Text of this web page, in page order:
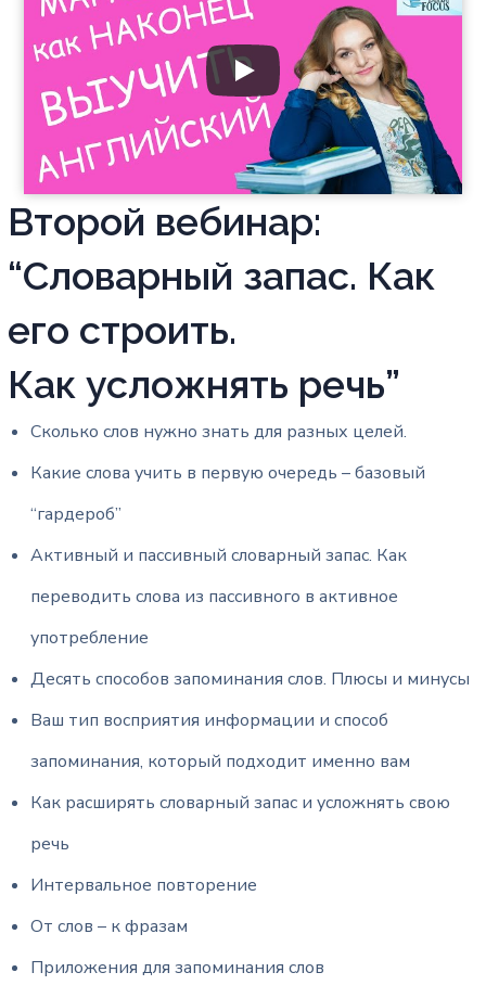
Второй вебинар:
“Словарный запас. Как
его строить.
Как усложнять речь”
Сколько слов нужно знать для разных целей.
Какие слова учить в первую очередь – базовый
“гардероб”
Активный и пассивный словарный запас. Как
переводить слова из пассивного в активное
употребление
Десять способов запоминания слов. Плюсы и минусы
Ваш тип восприятия информации и способ
запоминания, который подходит именно вам
Как расширять словарный запас и усложнять свою
речь
Интервальное повторение
От слов – к фразам
Приложения для запоминания слов